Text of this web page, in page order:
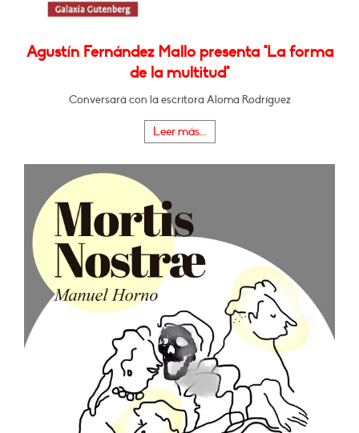
Agustín Fernández Mallo presenta "La forma
de la multitud"
Conversará con la escritora Aloma Rodríguez
Leer más...